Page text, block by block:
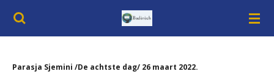
Ga
direct
naar
hoofdinhoud
Parasja Sjemini /De achtste dag/ 26 maart 2022.